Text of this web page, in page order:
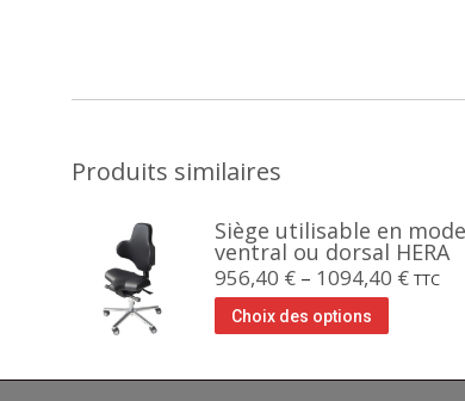
Produits similaires
Siège utilisable en mode
ventral ou dorsal HERA
956,40 € – 1094,40 € TTC
Choix des options